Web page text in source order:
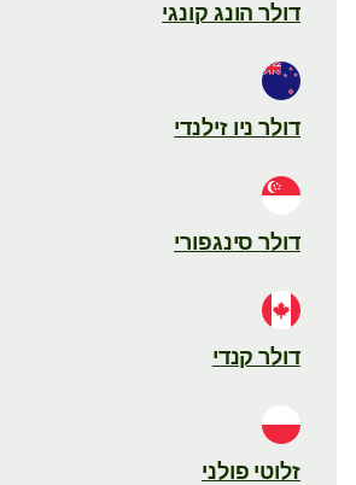
דולר הונג קונגי
דולר ניו זילנדי
דולר סינגפורי
דולר קנדי
זלוטי פולני